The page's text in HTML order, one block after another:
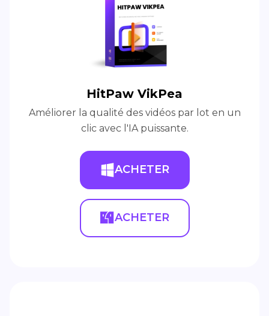
HitPaw VikPea
Améliorer la qualité des vidéos par lot en un
clic avec l'IA puissante.
ACHETER
ACHETER